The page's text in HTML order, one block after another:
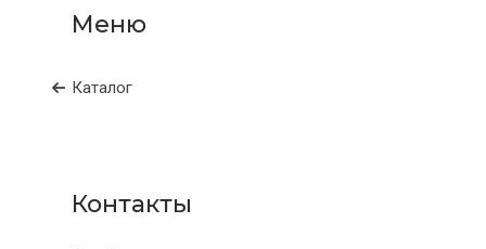
Каталог
Контакты